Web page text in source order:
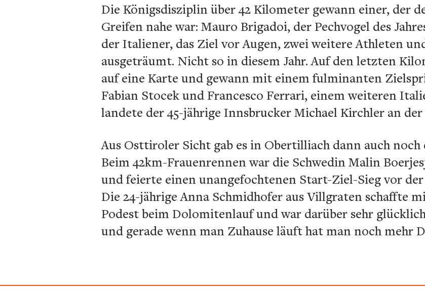
Die Königsdisziplin über 42 Kilometer gewann einer, der
Greifen nahe war: Mauro Brigadoi, der Pechvogel des
der Italiener, das Ziel vor Augen, zwei weitere Athleten
ausgeträumt. Nicht so in diesem Jahr. Auf den letzten
auf eine Karte und gewann mit einem fulminanten
Fabian Stocek und Francesco Ferrari, einem weiteren
landete der 45-jährige Innsbrucker Michael Kirchler an
Aus Osttiroler Sicht gab es in Obertilliach dann auch
Beim 42km-Frauenrennen war die Schwedin Malin
und feierte einen unangefochtenen Start-Ziel-Sieg vor der
Die 24-jährige Anna Schmidhofer aus Villgraten schaffte
Podest beim Dolomitenlauf und war darüber sehr
und gerade wenn man Zuhause läuft hat man noch mehr